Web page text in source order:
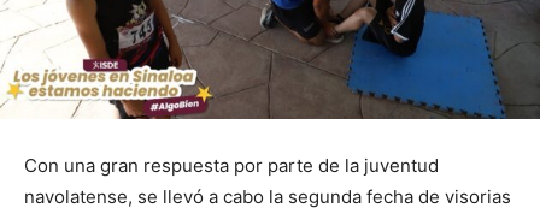
Con una gran respuesta por parte de la juventud
navolatense, se llevó a cabo la segunda fecha de visorias